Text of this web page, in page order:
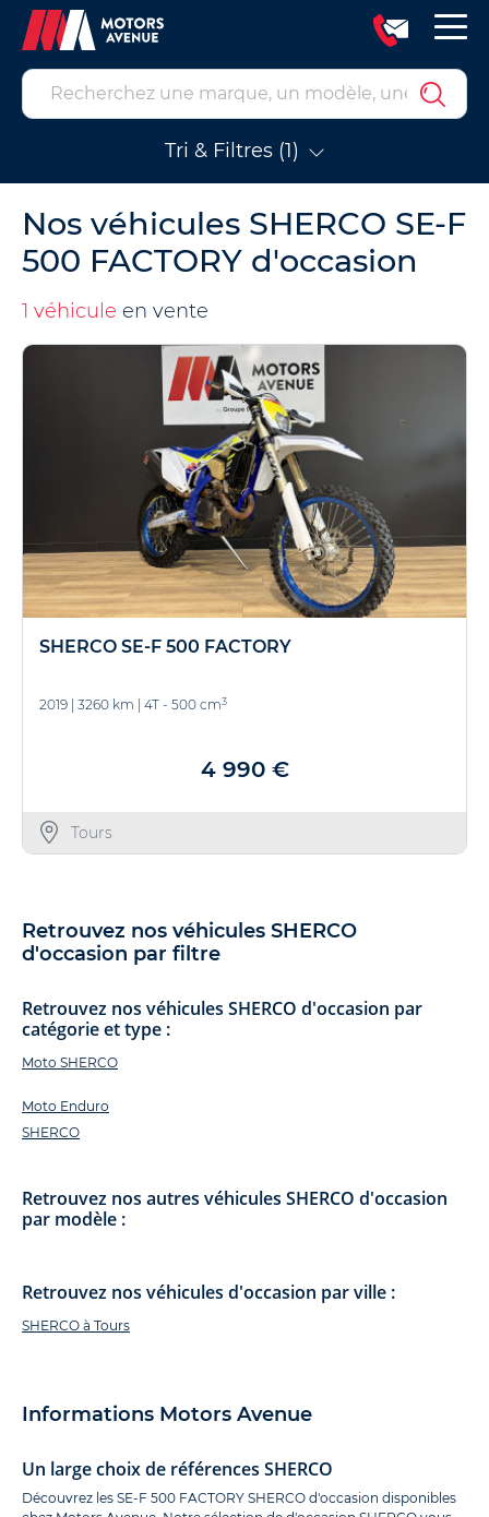
Tri & Filtres (1)
Nos véhicules SHERCO SE-F
500 FACTORY d'occasion
1 véhicule en vente
SHERCO SE-F 500 FACTORY
2019 3260 km 4T - 500 cm3
4 990 €
Tours
Retrouvez nos véhicules SHERCO
d'occasion par filtre
Retrouvez nos véhicules SHERCO d'occasion par
catégorie et type :
Moto SHERCO
Moto Enduro
SHERCO
Retrouvez nos autres véhicules SHERCO d'occasion
par modèle :
Retrouvez nos véhicules d'occasion par ville :
SHERCO à Tours
Informations Motors Avenue
Un large choix de références SHERCO
Découvrez les SE-F 500 FACTORY SHERCO d'occasion disponibles